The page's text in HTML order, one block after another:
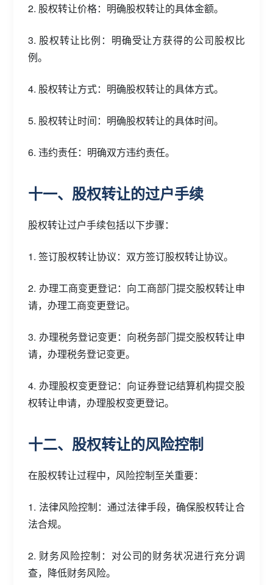
2. 股权转让价格：明确股权转让的具体金额。
3. 股权转让比例：明确受让方获得的公司股权比
例。
4. 股权转让方式：明确股权转让的具体方式。
5. 股权转让时间：明确股权转让的具体时间。
6. 违约责任：明确双方违约责任。
十一、股权转让的过户手续
股权转让过户手续包括以下步骤：
1. 签订股权转让协议：双方签订股权转让协议。
2. 办理工商变更登记：向工商部门提交股权转让申
请，办理工商变更登记。
3. 办理税务登记变更：向税务部门提交股权转让申
请，办理税务登记变更。
4. 办理股权变更登记：向证券登记结算机构提交股
权转让申请，办理股权变更登记。
十二、股权转让的风险控制
在股权转让过程中，风险控制至关重要：
1. 法律风险控制：通过法律手段，确保股权转让合
法合规。
2. 财务风险控制：对公司的财务状况进行充分调
查，降低财务风险。